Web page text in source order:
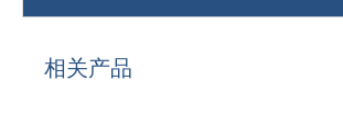
相关产品